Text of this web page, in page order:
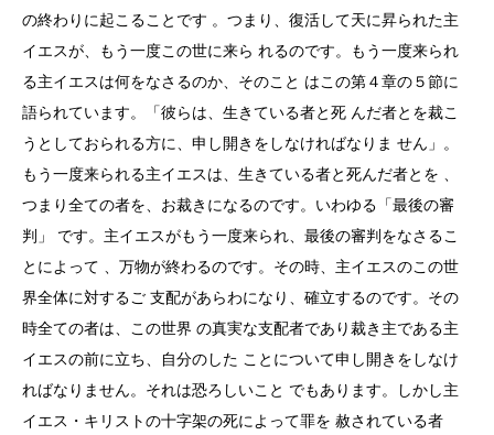
の終わりに起こることです 。つまり、復活して天に昇られた主
イエスが、もう一度この世に来ら れるのです。もう一度来られ
る主イエスは何をなさるのか、そのこと はこの第４章の５節に
語られています。「彼らは、生きている者と死 んだ者とを裁こ
うとしておられる方に、申し開きをしなければなりま せん」。
もう一度来られる主イエスは、生きている者と死んだ者とを 、
つまり全ての者を、お裁きになるのです。いわゆる「最後の審
判」 です。主イエスがもう一度来られ、最後の審判をなさるこ
とによって 、万物が終わるのです。その時、主イエスのこの世
界全体に対するご 支配があらわになり、確立するのです。その
時全ての者は、この世界 の真実な支配者であり裁き主である主
イエスの前に立ち、自分のした ことについて申し開きをしなけ
ればなりません。それは恐ろしいこと でもあります。しかし主
イエス・キリストの十字架の死によって罪を 赦されている者